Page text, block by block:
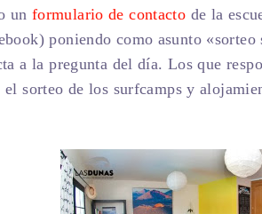
un formulario de contacto de la
poniendo como asunto
a la pregunta del día. Los que
sorteo de los surfcamps y